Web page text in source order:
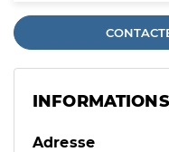
Adresse